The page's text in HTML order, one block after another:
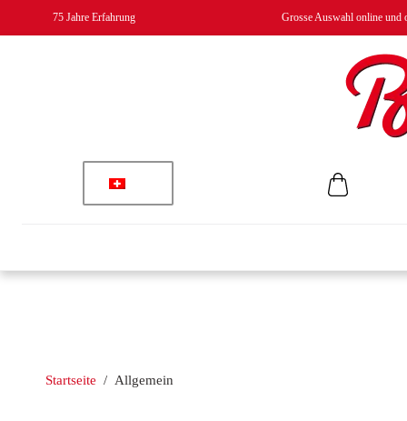
75 Jahre Erfahrung Grosse Auswahl online und
Startseite / Allgemein